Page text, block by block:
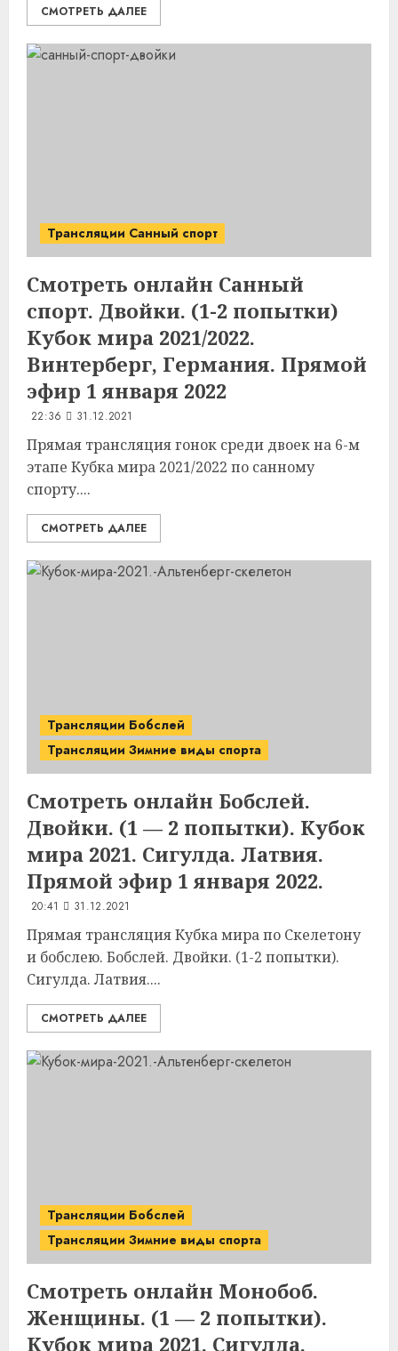
СМОТРЕТЬ ДАЛЕЕ
Трансляции Санный спорт
Смотреть онлайн Санный
спорт. Двойки. (1-2 попытки)
Кубок мира 2021/2022.
Винтерберг, Германия. Прямой
эфир 1 января 2022
22:36 31.12.2021
Прямая трансляция гонок среди двоек на 6-м
этапе Кубка мира 2021/2022 по санному
спорту....
СМОТРЕТЬ ДАЛЕЕ
Трансляции Бобслей
Трансляции Зимние виды спорта
Смотреть онлайн Бобслей.
Двойки. (1 — 2 попытки). Кубок
мира 2021. Сигулда. Латвия.
Прямой эфир 1 января 2022.
20:41 31.12.2021
Прямая трансляция Кубка мира по Скелетону
и бобслею. Бобслей. Двойки. (1-2 попытки).
Сигулда. Латвия....
СМОТРЕТЬ ДАЛЕЕ
Трансляции Бобслей
Трансляции Зимние виды спорта
Смотреть онлайн Монобоб.
Женщины. (1 — 2 попытки).
Кубок мира 2021. Сигулда.